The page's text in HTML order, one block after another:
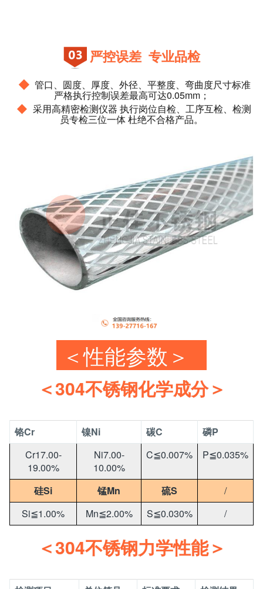
严控误差 专业品检
◆ 管口、圆度、厚度、外径、平整度、弯曲度尺寸标准
严格执行控制误差最高可达0.05mm；
◆ 采用高精密检测仪器 执行岗位自检、工序互检、检测
员专检三位一体 杜绝不合格产品。
＜性能参数＞
＜304不锈钢化学成分＞
铬Cr 镍Ni 碳C
磷P
Cr17.00-
19.00%
Ni7.00-
10.00%
C≦0.007% P≦0.035%
硅Si 锰Mn 硫S
/
Si≦1.00%
Mn≦2.00% S≦0.030% /
＜304不锈钢力学性能＞